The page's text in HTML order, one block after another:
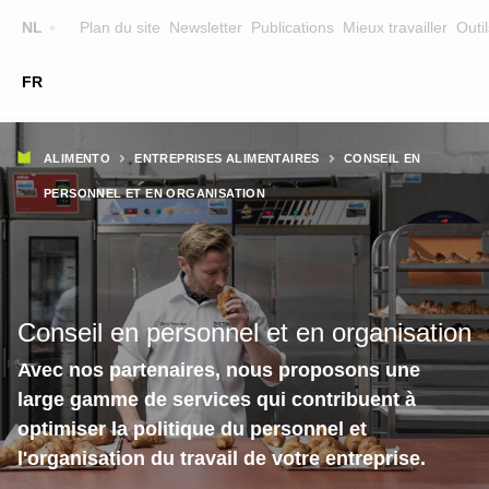
NL
FR
Plan du site Newsletter Publications Mieux travailler
Main
navigation
FORMATEURS
SUR ALIMENTO
EQUIPE
CONTACT
Fil
d'Ariane
ALIMENTO ENTREPRISES ALIMENTAIRES CONSEIL EN
PERSONNEL ET EN ORGANISATION
Conseil en personnel et en organisation
Avec nos partenaires, nous proposons une
large gamme de services qui contribuent à
optimiser la politique du personnel et
l'organisation du travail de votre entreprise.